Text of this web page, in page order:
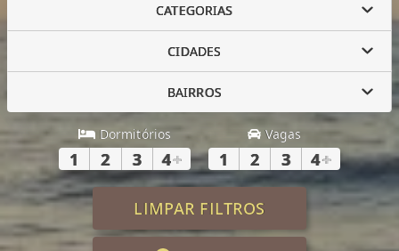
CATEGORIAS
CIDADES
BAIRROS
Dormitórios
1 2 3 4+
Vagas
1 2 3 4+
LIMPAR FILTROS